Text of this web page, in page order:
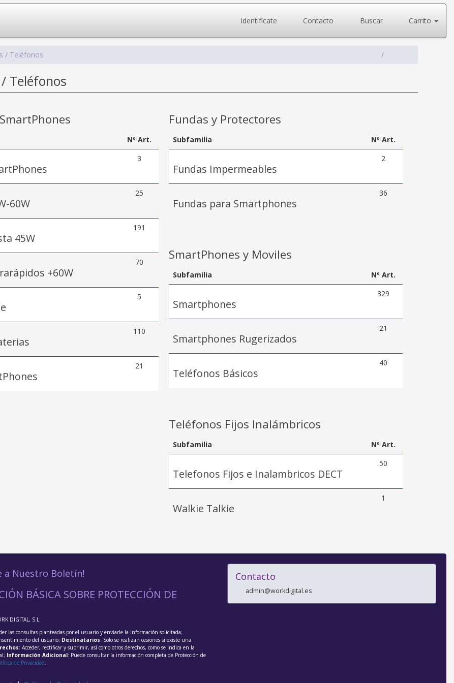
Identifícate Contacto Buscar Carrito
/ Teléfonos
Teléfonos
Nº Art.
3
60W
25
45W
191
+60W
70
5
110
21
Fundas y Protectores
Subfamilia Nº Art.
Fundas Impermeables
2
Fundas para Smartphones
36
SmartPhones y Moviles
Subfamilia Nº Art.
Smartphones
329
Smartphones Rugerizados
21
Teléfonos Básicos
40
Teléfonos Fijos Inalámbricos
Subfamilia Nº Art.
Telefonos Fijos e Inalambricos DECT
50
Walkie Talkie
1
a Nuestro Boletín!
BÁSICA SOBRE PROTECCIÓN DE
DIGITAL, S.L.
las consultas planteadas por el usuario y enviarle la información solicitada;
del usuario; Destinatarios: Solo se realizan cesiones si existe una
: Acceder, rectificar y suprimir, así como otros derechos, como se indica en la
Información Adicional: Puede consultar la información completa de Protección de
de Privacidad.
Contacto
admin@workdigital.es